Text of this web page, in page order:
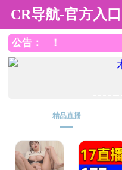
性吧